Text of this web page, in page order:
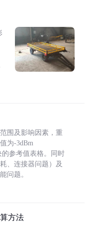
围及影响因素，重
为-3dBm
的参考值表格。同时
、连接器问题）及
问题。
方法